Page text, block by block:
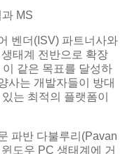
MS
벤더(ISV) 파트너사와
태계 전반으로 확장
같은 목표를 달성하
사는 개발자들이 방대
는 최적의 플랫폼이
파반 다불루리(Pavan
도우 PC 생태계에 거